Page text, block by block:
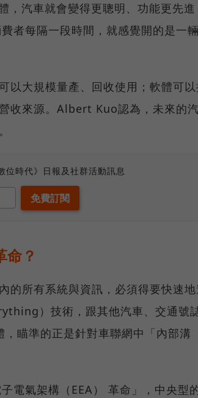
汽車就會變得更聰明、功能更先進
者每隔一段時間，就感覺開的是一
以大規模量產、回收使用；軟體可以
收來源。Albert Kuo認為，未來的
位時代》日報及社群活動訊息
命？
的所有系統與資訊，必須得要快速地
）技術，跟其他汽車、交通號
瞄準的正是針對車聯網中「內部溝
電氣架構（EEA） 革命」，中央型